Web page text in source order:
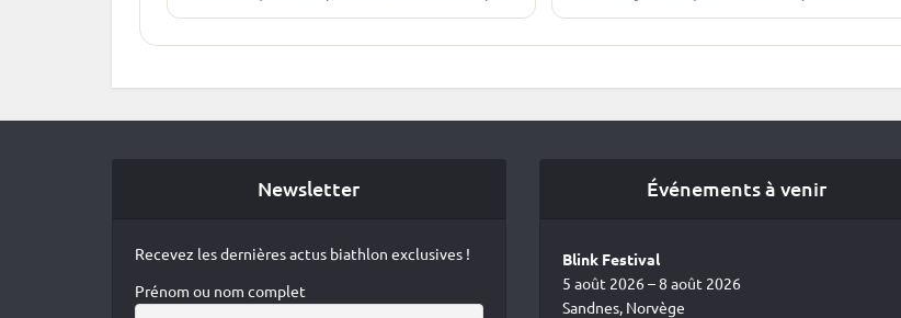
Newsletter
Recevez les dernières actus biathlon exclusives !
Prénom ou nom complet
Événements à venir
Blink Festival
5 août 2026 – 8 août 2026
Sandnes, Norvège